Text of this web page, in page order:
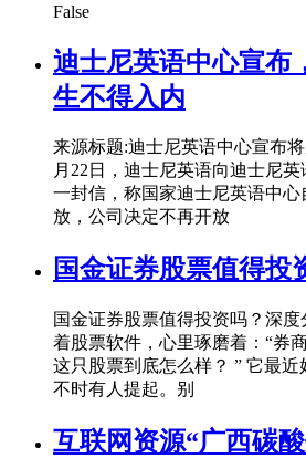
False
迪士尼英语中心宣布
生不得入内
来源标题:迪士尼英语中心宣布
月22日，迪士尼英语向迪士尼
一封信，称国家迪士尼英语中
放，公司决定不再开放
国金证券股票值得投
国金证券股票值得投资吗？深
着股票软件，心里琢磨着：“券
这只股票到底怎么样？ ” 它最
不时有人提起。别
互联网资源“广西碳